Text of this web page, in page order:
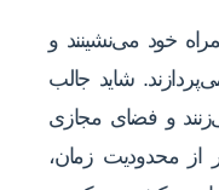
خود می‌نشینند و
شاید جالب
و فضای مجازی
از محدودیت زمان،